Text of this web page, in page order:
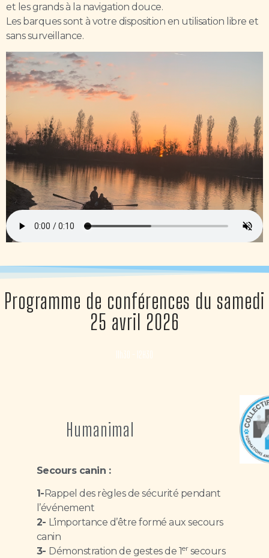
et les grands à la navigation douce.
Les barques sont à votre disposition en utilisation libre et
sans surveillance.
Programme de conférences du samedi
25 avril 2026
Humanimal
Secours canin :
1- Rappel des règles de sécurité pendant
l’événement
2- L’importance d’être formé aux secours
canin
3- Démonstration de gestes de 1ersecours